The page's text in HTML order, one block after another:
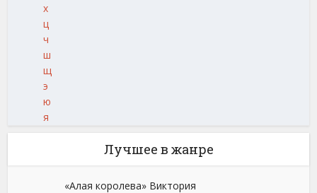
х
ц
ч
ш
щ
э
ю
я
Лучшее в жанре
«Алая королева» Виктория